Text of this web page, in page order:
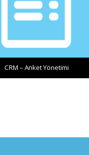
CRM – Anket Yönetimi